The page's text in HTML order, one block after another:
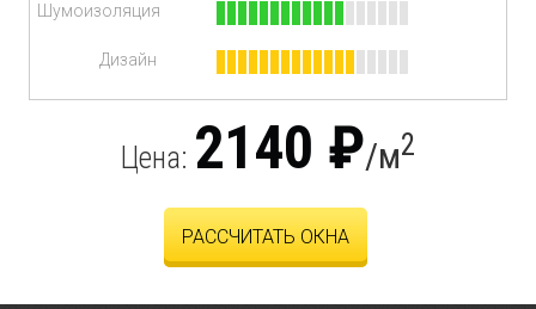
Шумоизоляция
Дизайн
Цена: 2140 ₽/м2
РАССЧИТАТЬ ОКНА